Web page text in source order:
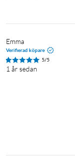
Emma
Verifierad köpare
5/5
1 år sedan